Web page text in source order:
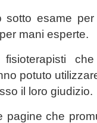
sotto esame per
mani esperte.
che
potuto
il loro giudizio.
pagine che